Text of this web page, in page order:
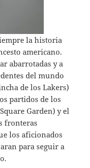
la historia
americano.
abarrotadas y a
del mundo
de los Lakers)
partidos de los
Garden) y el
fronteras
los aficionados
para seguir a